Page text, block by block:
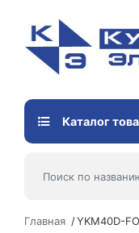
Каталог
Главная YKM40D-